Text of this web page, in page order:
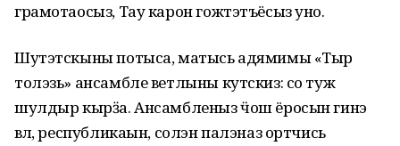
грамотаосыз, Тау карон гожтэтъёсыз уно.
Шутэтскыны потыса, матысь адямимы «Тыр
толэзь» ансамбле ветлыны кутскиз: со туж
шулдыр кырӟа. Ансамбленыз ӵош ёросын гинэ
ӧвӧл, республикаын, солэн палэназ ортчись